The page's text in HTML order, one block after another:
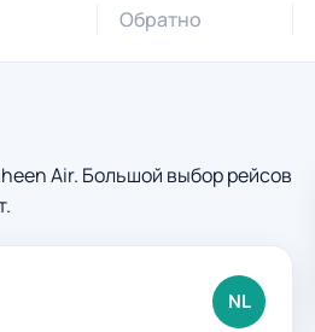
Обратно
Air. Большой выбор рейсов
NL